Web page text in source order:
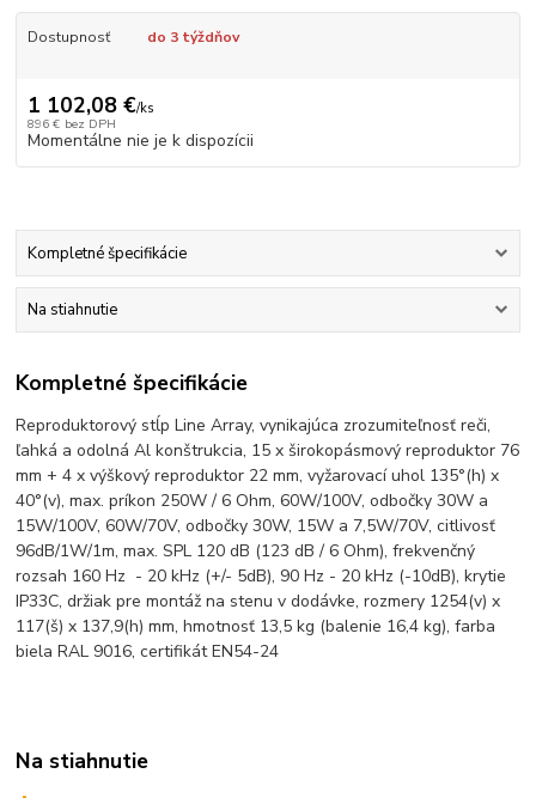
Dostupnosť do 3 týždňov
1 102,08 €/ks
896 € bez DPH
Momentálne nie je k dispozícii
Kompletné špecifikácie
Na stiahnutie
Kompletné špecifikácie
Reproduktorový stĺp Line Array, vynikajúca zrozumiteľnosť reči,
ľahká a odolná Al konštrukcia, 15 x širokopásmový reproduktor 76
mm + 4 x výškový reproduktor 22 mm, vyžarovací uhol 135°(h) x
40°(v), max. príkon 250W / 6 Ohm, 60W/100V, odbočky 30W a
15W/100V, 60W/70V, odbočky 30W, 15W a 7,5W/70V, citlivosť
96dB/1W/1m, max. SPL 120 dB (123 dB / 6 Ohm), frekvenčný
rozsah 160 Hz - 20 kHz (+/- 5dB), 90 Hz - 20 kHz (-10dB), krytie
IP33C, držiak pre montáž na stenu v dodávke, rozmery 1254(v) x
117(š) x 137,9(h) mm, hmotnosť 13,5 kg (balenie 16,4 kg), farba
biela RAL 9016, certifikát EN54-24
Na stiahnutie